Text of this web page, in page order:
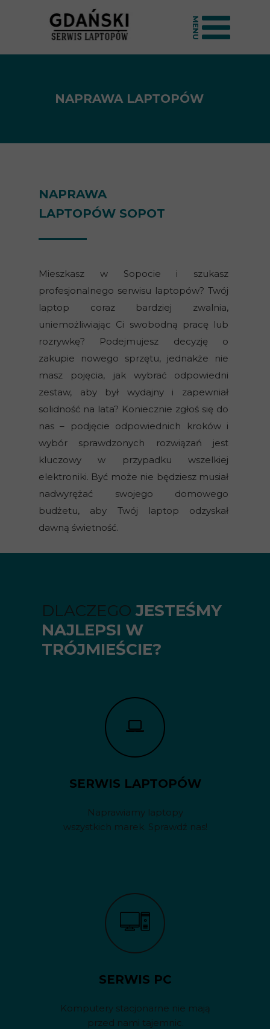
MENU
SERWIS PC
Komputery stacjonarne nie mają
przed nami tajemnic.
SERWIS LAPTOPÓW
Naprawiamy laptopy
wszystkich marek. Sprawdź nas!
DLACZEGO JESTEŚMY
NAJLEPSI W
TRÓJMIEŚCIE?
Mieszkasz w Sopocie i szukasz
profesjonalnego serwisu laptopów? Twój
laptop coraz bardziej zwalnia,
uniemożliwiając Ci swobodną pracę lub
rozrywkę? Podejmujesz decyzję o
zakupie nowego sprzętu, jednakże nie
masz pojęcia, jak wybrać odpowiedni
zestaw, aby był wydajny i zapewniał
solidność na lata? Koniecznie zgłoś się do
nas – podjęcie odpowiednich kroków i
wybór sprawdzonych rozwiązań jest
kluczowy w przypadku wszelkiej
elektroniki. Być może nie będziesz musiał
nadwyrężać swojego domowego
budżetu, aby Twój laptop odzyskał
dawną świetność.
NAPRAWA
LAPTOPÓW SOPOT
NAPRAWA LAPTOPÓW